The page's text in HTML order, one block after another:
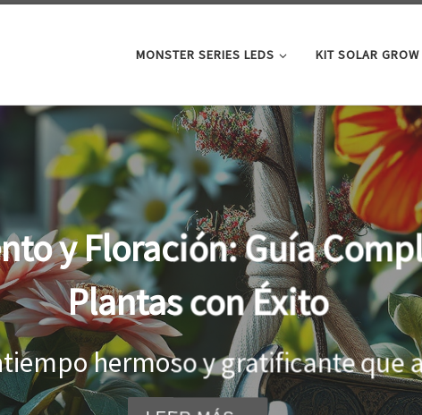
MONSTER SERIES LEDS KIT SOLAR GROW
la clave para un
tus plantas
es importante
...